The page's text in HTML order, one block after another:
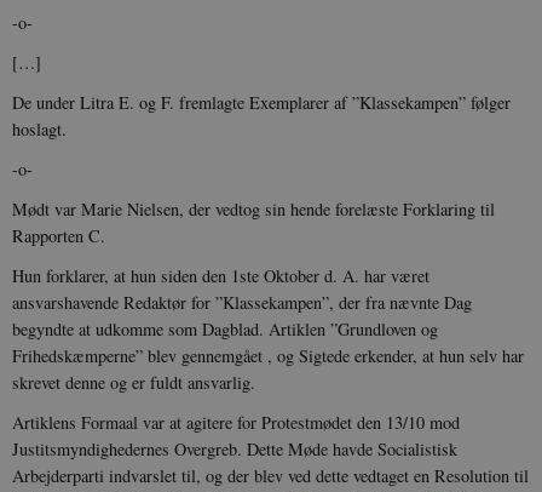
-o-
[…]
De under Litra E. og F. fremlagte Exemplarer af ”Klassekampen” følger
hoslagt.
-o-
Mødt var Marie Nielsen, der vedtog sin hende forelæste Forklaring til
Rapporten C.
Hun forklarer, at hun siden den 1ste Oktober d. A. har været
ansvarshavende Redaktør for ”Klassekampen”, der fra nævnte Dag
begyndte at udkomme som Dagblad. Artiklen ”Grundloven og
Frihedskæmperne” blev gennemgået , og Sigtede erkender, at hun selv har
skrevet denne og er fuldt ansvarlig.
Artiklens Formaal var at agitere for Protestmødet den 13/10 mod
Justitsmyndighedernes Overgreb. Dette Møde havde Socialistisk
Arbejderparti indvarslet til, og der blev ved dette vedtaget en Resolution til